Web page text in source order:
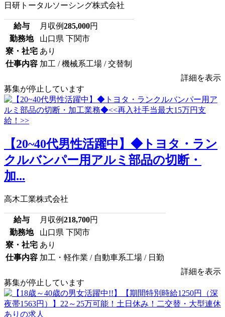
日研トータルソーシング株式会社
給与 月収例285,000円
勤務地
山口県 下関市
寮・社宅 あり
仕事内容 加工 / 機械系工場 / 交替制
詳細を表示
募集が停止しています
【20~40代男性活躍中】◆トヨタ・ラン
クルバンパー用アルミ部品の切断・
加...
高木工業株式会社
給与 月収例218,700円
勤務地
山口県 下関市
寮・社宅 あり
仕事内容 加工・軽作業 / 自動車系工場 / 日勤
詳細を表示
募集が停止しています